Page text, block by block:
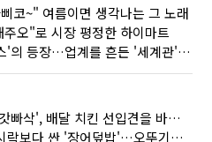
코~" 여름이면 생각나는 그 노래
오"로 시장 평정한 하이마트
'빙그레우스'의 등장…업계를 흔든 '세계관' 마케팅
맘스터치 '갓빠삭', 배달 치킨 선입견을 바꿨다
편의점 도시락보다 싼 '장어덮밥'…오뚜기가 해냈다